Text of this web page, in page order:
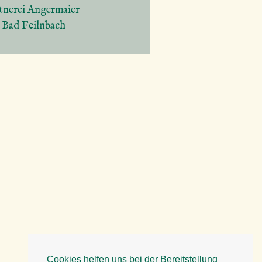
Cookies helfen uns bei der Bereitstellung
Angermaier
Bad Feilnbach